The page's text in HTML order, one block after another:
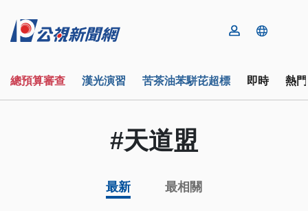
總預算審查 漢光演習 苦茶油苯駢芘超標 即時 熱
#天道盟
最新 最相關